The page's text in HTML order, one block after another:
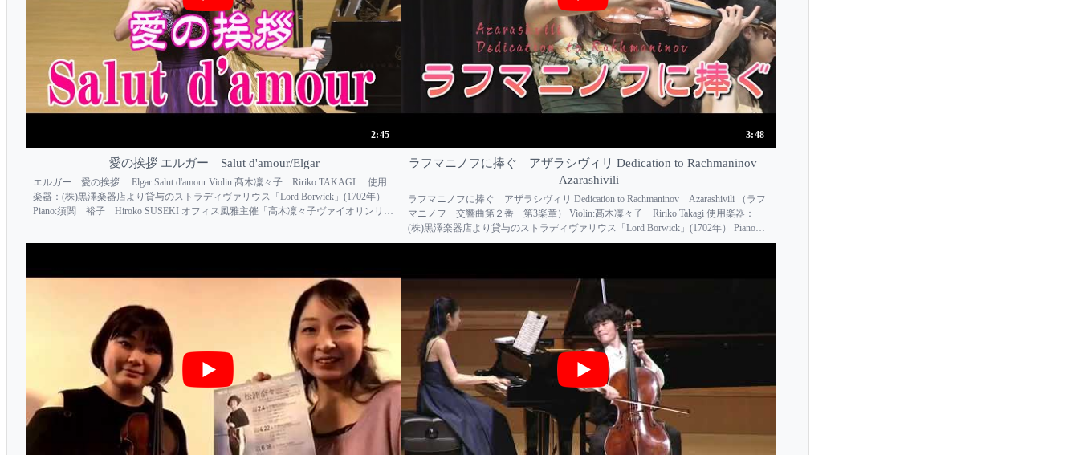
2:45
愛の挨拶 エルガー Salut d'amour/Elgar
エルガー 愛の挨拶 Elgar Salut d'amour Violin:髙木凜々子 Ririko TAKAGI 使用
楽器：(株)黒澤楽器店より貸与のストラディヴァリウス「Lord Borwick」(1702年）
Piano:須関 裕子 Hiroko SUSEKI オフィス風雅主催「髙木凜々子ヴァイオリンリサ
3:48
ラフマニノフに捧ぐ アザラシヴィリ Dedication to Rachmaninov
Azarashivili
ラフマニノフに捧ぐ アザラシヴィリ Dedication to Rachmaninov Azarashivili （ラフ
マニノフ 交響曲第２番 第3楽章） Violin:髙木凜々子 Ririko Takagi 使用楽器：
(株)黒澤楽器店より貸与のストラディヴァリウス「Lord Borwick」(1702年） Piano：
須関 裕子 Hiroko SUS...